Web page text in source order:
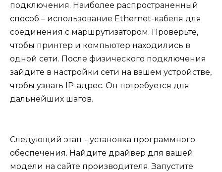
подключения. Наиболее распространенный
способ – использование Ethernet-кабеля для
соединения с маршрутизатором. Проверьте,
чтобы принтер и компьютер находились в
одной сети. После физического подключения
зайдите в настройки сети на вашем устройстве,
чтобы узнать IP-адрес. Он потребуется для
дальнейших шагов.
Следующий этап – установка программного
обеспечения. Найдите драйвер для вашей
модели на сайте производителя. Запустите